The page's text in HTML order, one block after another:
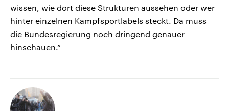
wissen, wie dort diese Strukturen aussehen oder wer
hinter einzelnen Kampfsportlabels steckt. Da muss
die Bundesregierung noch dringend genauer
hinschauen.“